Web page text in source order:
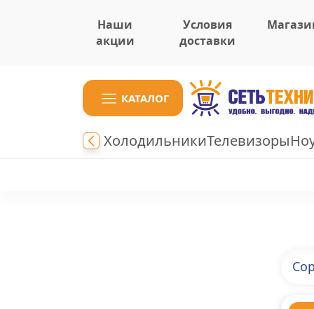
Наши
акции
Условия
доставки
КАТАЛОГ
ХолодильникиТелевизоры